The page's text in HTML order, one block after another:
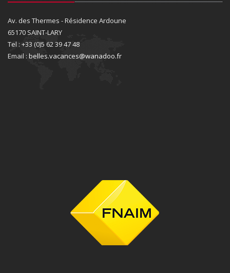
Av. des Thermes - Résidence Ardoune
65170 SAINT-LARY
Tel : +33 (0)5 62 39 47 48
Email : belles.vacances@wanadoo.fr